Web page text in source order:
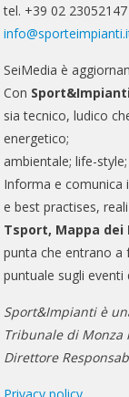
tel. +39 02
SeiMedia è
Con
sia tecnico, ludico
energetico;
ambientale; life-
Informa e comunica
e best practises,
Tsport, Mappa
punta che entrano a
puntuale sugli eventi
Sport&Impianti è
Tribunale di Monza
Direttore